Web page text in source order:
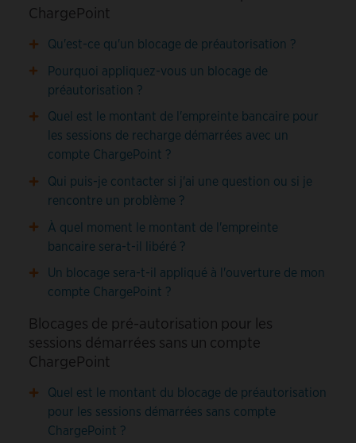
ChargePoint
Qu'est-ce qu'un blocage de préautorisation ?
Pourquoi appliquez-vous un blocage de
préautorisation ?
Quel est le montant de l'empreinte bancaire pour
les sessions de recharge démarrées avec un
compte ChargePoint ?
Qui puis-je contacter si j'ai une question ou si je
rencontre un problème ?
À quel moment le montant de l'empreinte
bancaire sera-t-il libéré ?
Un blocage sera-t-il appliqué à l'ouverture de mon
compte ChargePoint ?
Blocages de pré-autorisation pour les
sessions démarrées sans un compte
ChargePoint
Quel est le montant du blocage de préautorisation
pour les sessions démarrées sans compte
ChargePoint ?